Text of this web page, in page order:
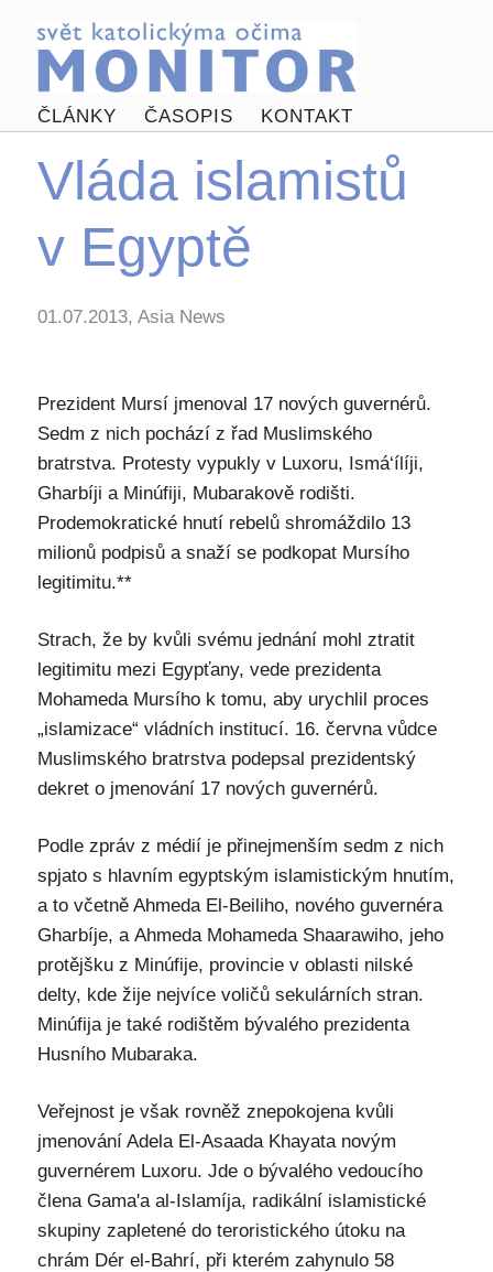
ČLÁNKY ČASOPIS KONTAKT
Vláda islamistů
v Egyptě
01.07.2013, Asia News
Prezident Mursí jmenoval 17 nových guvernérů.
Sedm z nich pochází z řad Muslimského
bratrstva. Protesty vypukly v Luxoru, Ismá‘ílíji,
Gharbíji a Minúfiji, Mubarakově rodišti.
Prodemokratické hnutí rebelů shromáždilo 13
milionů podpisů a snaží se podkopat Mursího
legitimitu.**
Strach, že by kvůli svému jednání mohl ztratit
legitimitu mezi Egypťany, vede prezidenta
Mohameda Mursího k tomu, aby urychlil proces
„islamizace“ vládních institucí. 16. června vůdce
Muslimského bratrstva podepsal prezidentský
dekret o jmenování 17 nových guvernérů.
Podle zpráv z médií je přinejmenším sedm z nich
spjato s hlavním egyptským islamistickým hnutím,
a to včetně Ahmeda El-Beiliho, nového guvernéra
Gharbíje, a Ahmeda Mohameda Shaarawiho, jeho
protějšku z Minúfije, provincie v oblasti nilské
delty, kde žije nejvíce voličů sekulárních stran.
Minúfija je také rodištěm bývalého prezidenta
Husního Mubaraka.
Veřejnost je však rovněž znepokojena kvůli
jmenování Adela El-Asaada Khayata novým
guvernérem Luxoru. Jde o bývalého vedoucího
člena Gama'a al-Islamíja, radikální islamistické
skupiny zapletené do teroristického útoku na
chrám Dér el-Bahrí, při kterém zahynulo 58